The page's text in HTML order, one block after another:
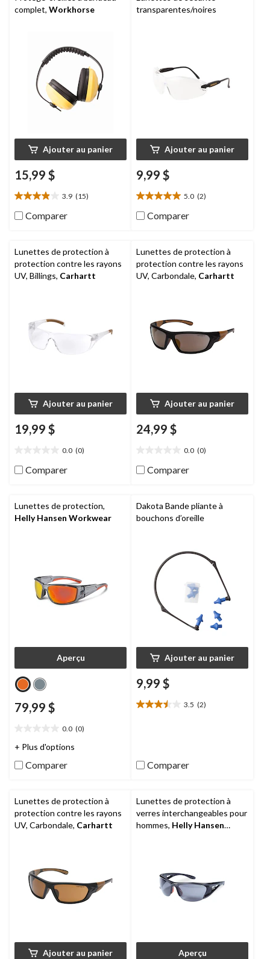
complet, Workhorse
Ajouter au panier
15,99 $
3.9 (15)
3.9
étoile(s)
15
évaluations
Comparer
transparentes/noires
Ajouter au panier
9,99 $
5.0 (2)
5.0
étoile(s)
2
évaluations
Comparer
Lunettes de protection à
protection contre les rayons
UV, Billings, Carhartt
Ajouter au panier
19,99 $
0.0 (0)
étoile(s)
Comparer
Lunettes de protection à
protection contre les rayons
UV, Carbondale, Carhartt
Ajouter au panier
24,99 $
0.0 (0)
étoile(s)
Comparer
Lunettes de protection,
Helly Hansen Workwear
Aperçu
79,99 $
0.0 (0)
étoile(s)
5.
+ Plus d'options
Comparer
Dakota Bande pliante à
bouchons d’oreille
Ajouter au panier
9,99 $
3.5 (2)
3.5
évaluations
Comparer
Lunettes de protection à
protection contre les rayons
UV, Carbondale, Carhartt
Ajouter au panier
Lunettes de protection à
verres interchangeables pour
hommes, Helly Hansen
Aperçu